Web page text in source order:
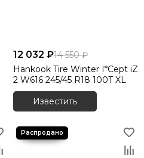
12 032 ₽14 550 ₽
Hankook Tire Winter I*Cept iZ
2 W616 245/45 R18 100T XL
Известить